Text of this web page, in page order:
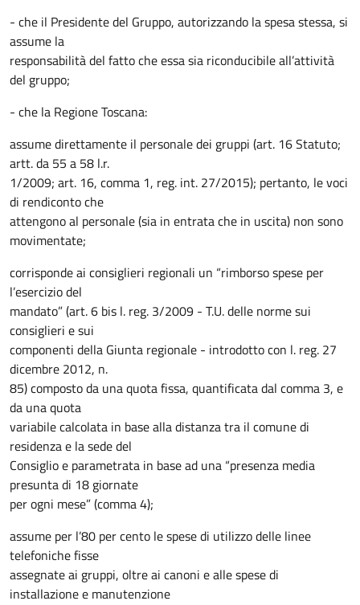
- che il Presidente del Gruppo, autorizzando la spesa stessa, si
assume la
responsabilità del fatto che essa sia riconducibile all’attività
del gruppo;
- che la Regione Toscana:
assume direttamente il personale dei gruppi (art. 16 Statuto;
artt. da 55 a 58 l.r.
1/2009; art. 16, comma 1, reg. int. 27/2015); pertanto, le voci
di rendiconto che
attengono al personale (sia in entrata che in uscita) non sono
movimentate;
corrisponde ai consiglieri regionali un “rimborso spese per
l’esercizio del
mandato” (art. 6 bis l. reg. 3/2009 - T.U. delle norme sui
consiglieri e sui
componenti della Giunta regionale - introdotto con l. reg. 27
dicembre 2012, n.
85) composto da una quota fissa, quantificata dal comma 3, e
da una quota
variabile calcolata in base alla distanza tra il comune di
residenza e la sede del
Consiglio e parametrata in base ad una “presenza media
presunta di 18 giornate
per ogni mese” (comma 4);
assume per l’80 per cento le spese di utilizzo delle linee
telefoniche fisse
assegnate ai gruppi, oltre ai canoni e alle spese di
installazione e manutenzione